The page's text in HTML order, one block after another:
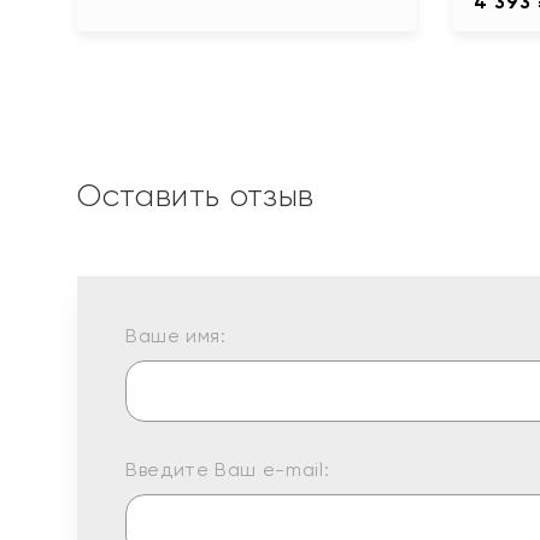
Оставить отзыв
Ваше имя:
Введите Ваш e-mail: